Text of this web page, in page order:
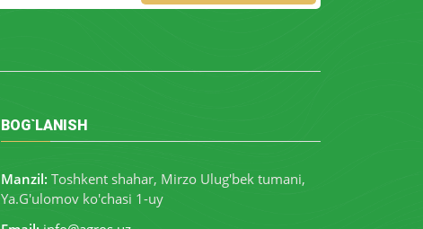
BOG`LANISH
Manzil: Toshkent shahar, Mirzo Ulug'bek tumani,
Ya.G'ulomov ko'chasi 1-uy